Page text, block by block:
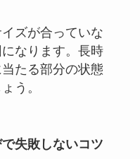
ズが合っていな
なります。長時
たる部分の状態
う。
失敗しないコツ